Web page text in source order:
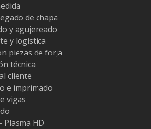
de chapa
y agujereado
y logística
piezas de forja
técnica
cliente
e imprimado
vigas
Plasma HD